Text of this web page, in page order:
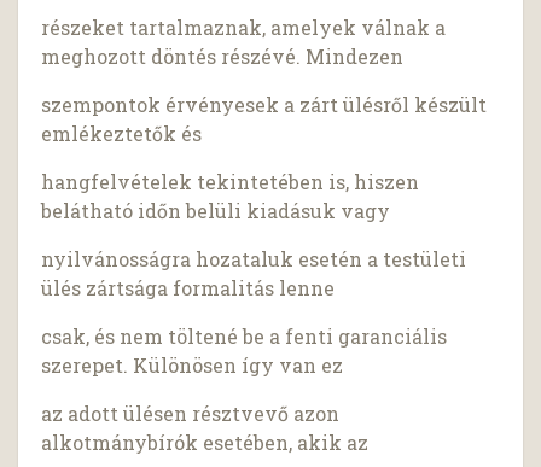
részeket tartalmaznak, amelyek válnak a
meghozott döntés részévé. Mindezen
szempontok érvényesek a zárt ülésről készült
emlékeztetők és
hangfelvételek tekintetében is, hiszen
belátható időn belüli kiadásuk vagy
nyilvánosságra hozataluk esetén a testületi
ülés zártsága formalitás lenne
csak, és nem töltené be a fenti garanciális
szerepet. Különösen így van ez
az adott ülésen résztvevő azon
alkotmánybírók esetében, akik az